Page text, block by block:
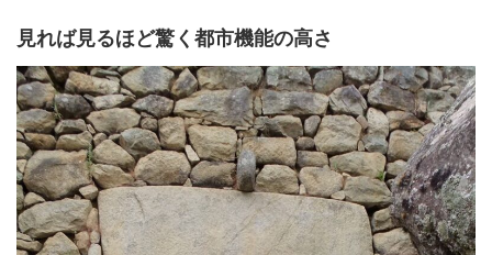
見れば見るほど驚く都市機能の高さ